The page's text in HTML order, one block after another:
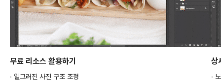
무료 리소스 활용하기
∙ 일그러진 사진 구조 조정
상
∙